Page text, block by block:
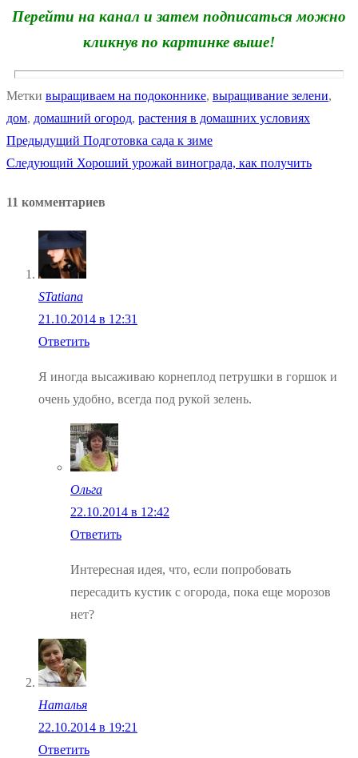
Перейти на канал и затем подписаться можно
кликнув по картинке выше!
Метки выращиваем на подоконнике, выращивание зелени,
дом, домашний огород, растения в домашних условиях
Навигация
записям
Предыдущий Предыдущая
запись:
Подготовка сада к зиме
Следующий Следующая
Хороший урожай винограда, как получить
11 комментариев
STatiana
21.10.2014 в 12:31
Ответить
Я иногда высаживаю корнеплод петрушки в горшок и
очень удобно, всегда под рукой зелень.
Ольга
22.10.2014 в 12:42
Ответить
Интересная идея, что, если попробовать
пересадить кустик с огорода, пока еще морозов
нет?
Наталья
22.10.2014 в 19:21
Ответить